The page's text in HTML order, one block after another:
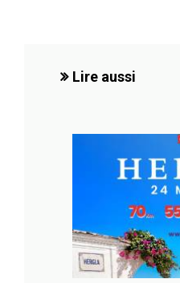
Lire aussi